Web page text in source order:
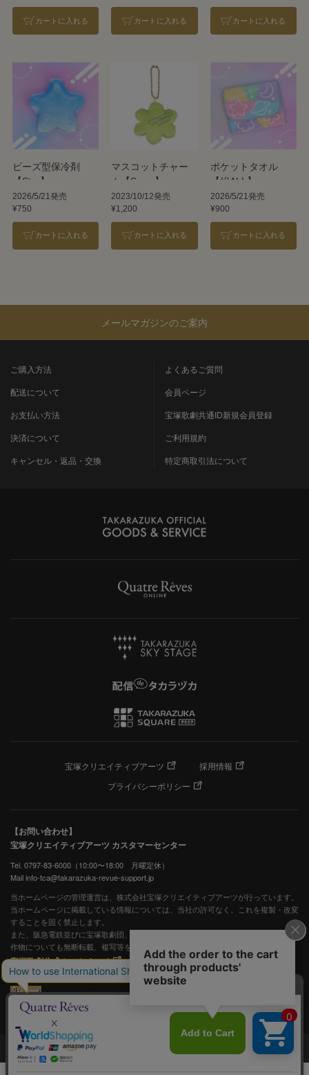
カートに入れる カートに入れる カートに入れる
ビーズ型保冷剤
【Star】
2026/5/21発売
¥750
カートに入れる
マスコットチャー
ム【Snow】
2023/10/12発売
¥1,200
カートに入れる
ポケットタオル
【組ALL】
2026/5/21発売
¥900
カートに入れる
メールマガジンのご案内
ご購入方法
配送について
お支払い方法
決済について
キャンセル・返品・交換
よくあるご質問
会員ページ
宝塚歌劇共通ID新規会員登録
ご利用規約
特定商取引法について
宝塚クリエイティブアーツ
採用情報
プライバシーポリシー
【お問い合わせ】
宝塚クリエイティブアーツ カスタマーセンター
Tel. 0797-83-6000（10:00〜18:00 月曜定休）
Mail info-tca@takarazuka-revue-support.jp
当ホームページの管理運営は、株式会社宝塚クリエイティブアーツが行っています。
当ホームページに掲載している情報については、当社の許可なく、これを複製・改変
することを固く禁止します。
また、阪急電鉄並びに宝塚歌劇団、宝塚クリエイティブアーツの出版物ほか写真等著
作物についても無断転載、複写等を禁じます。
宝塚歌劇公式ホームページ
JASRAC許諾番号：S0507081515
JASRAC許諾番号：9009941002Y45040
©宝塚歌劇 ©宝塚クリエイティブアーツ